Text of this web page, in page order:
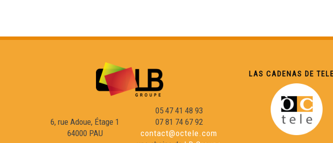
6, rue Adoue, Étage 1
64000 PAU
05 47 41 48 93
07 81 74 67 92
contact@octele.com
LAS CADENAS DE